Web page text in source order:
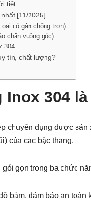
tiết
[11/2025]
có gân chống trơn)
chấn vuông góc)
304
tín, chất lượng?
Inox 304
chuyên dụng được
của các bậc thang.
gọn trong ba chức
bám, đảm bảo an